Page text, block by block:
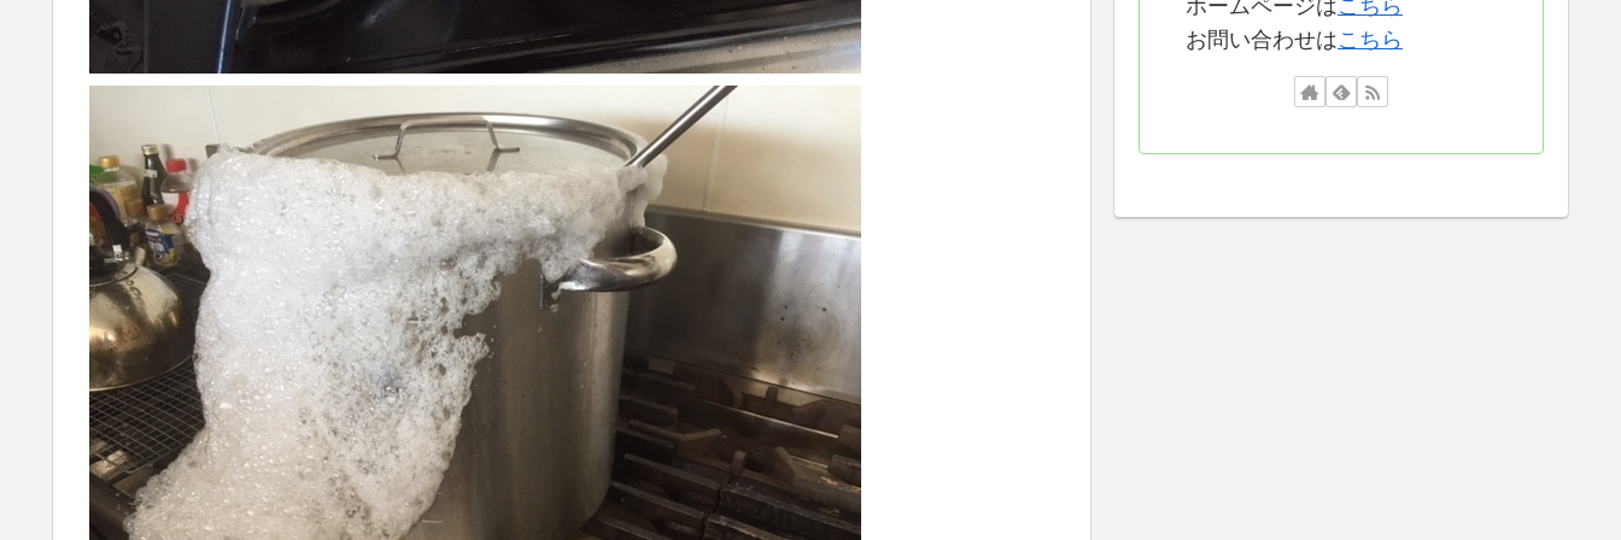
ホームページはこちら
お問い合わせはこちら